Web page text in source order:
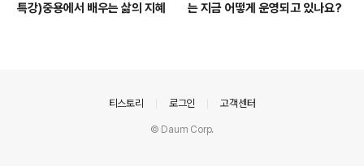
특강)중용에서 배우는 삶의 지혜
는 지금 어떻게 운영되고 있나요?
티스토리 로그인 고객센터
© Daum Corp.